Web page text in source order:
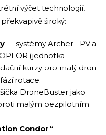
výčet technologií,
široký:
— systémy Archer FPV a
(jednotka
kurzy pro malý dron
rotace.
DroneBuster jako
malým bezpilotním
Condor“ —